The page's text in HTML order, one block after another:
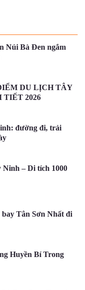
Núi Bà Đen ngắm
DU LỊCH TÂY
TIẾT 2026
đường đi, trải
– Di tích 1000
Tân Sơn Nhất đi
Huyền Bí Trong